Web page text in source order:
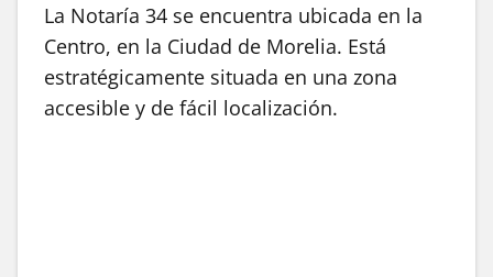
La Notaría 34 se encuentra ubicada en la
Centro, en la Ciudad de Morelia. Está
estratégicamente situada en una zona
accesible y de fácil localización.